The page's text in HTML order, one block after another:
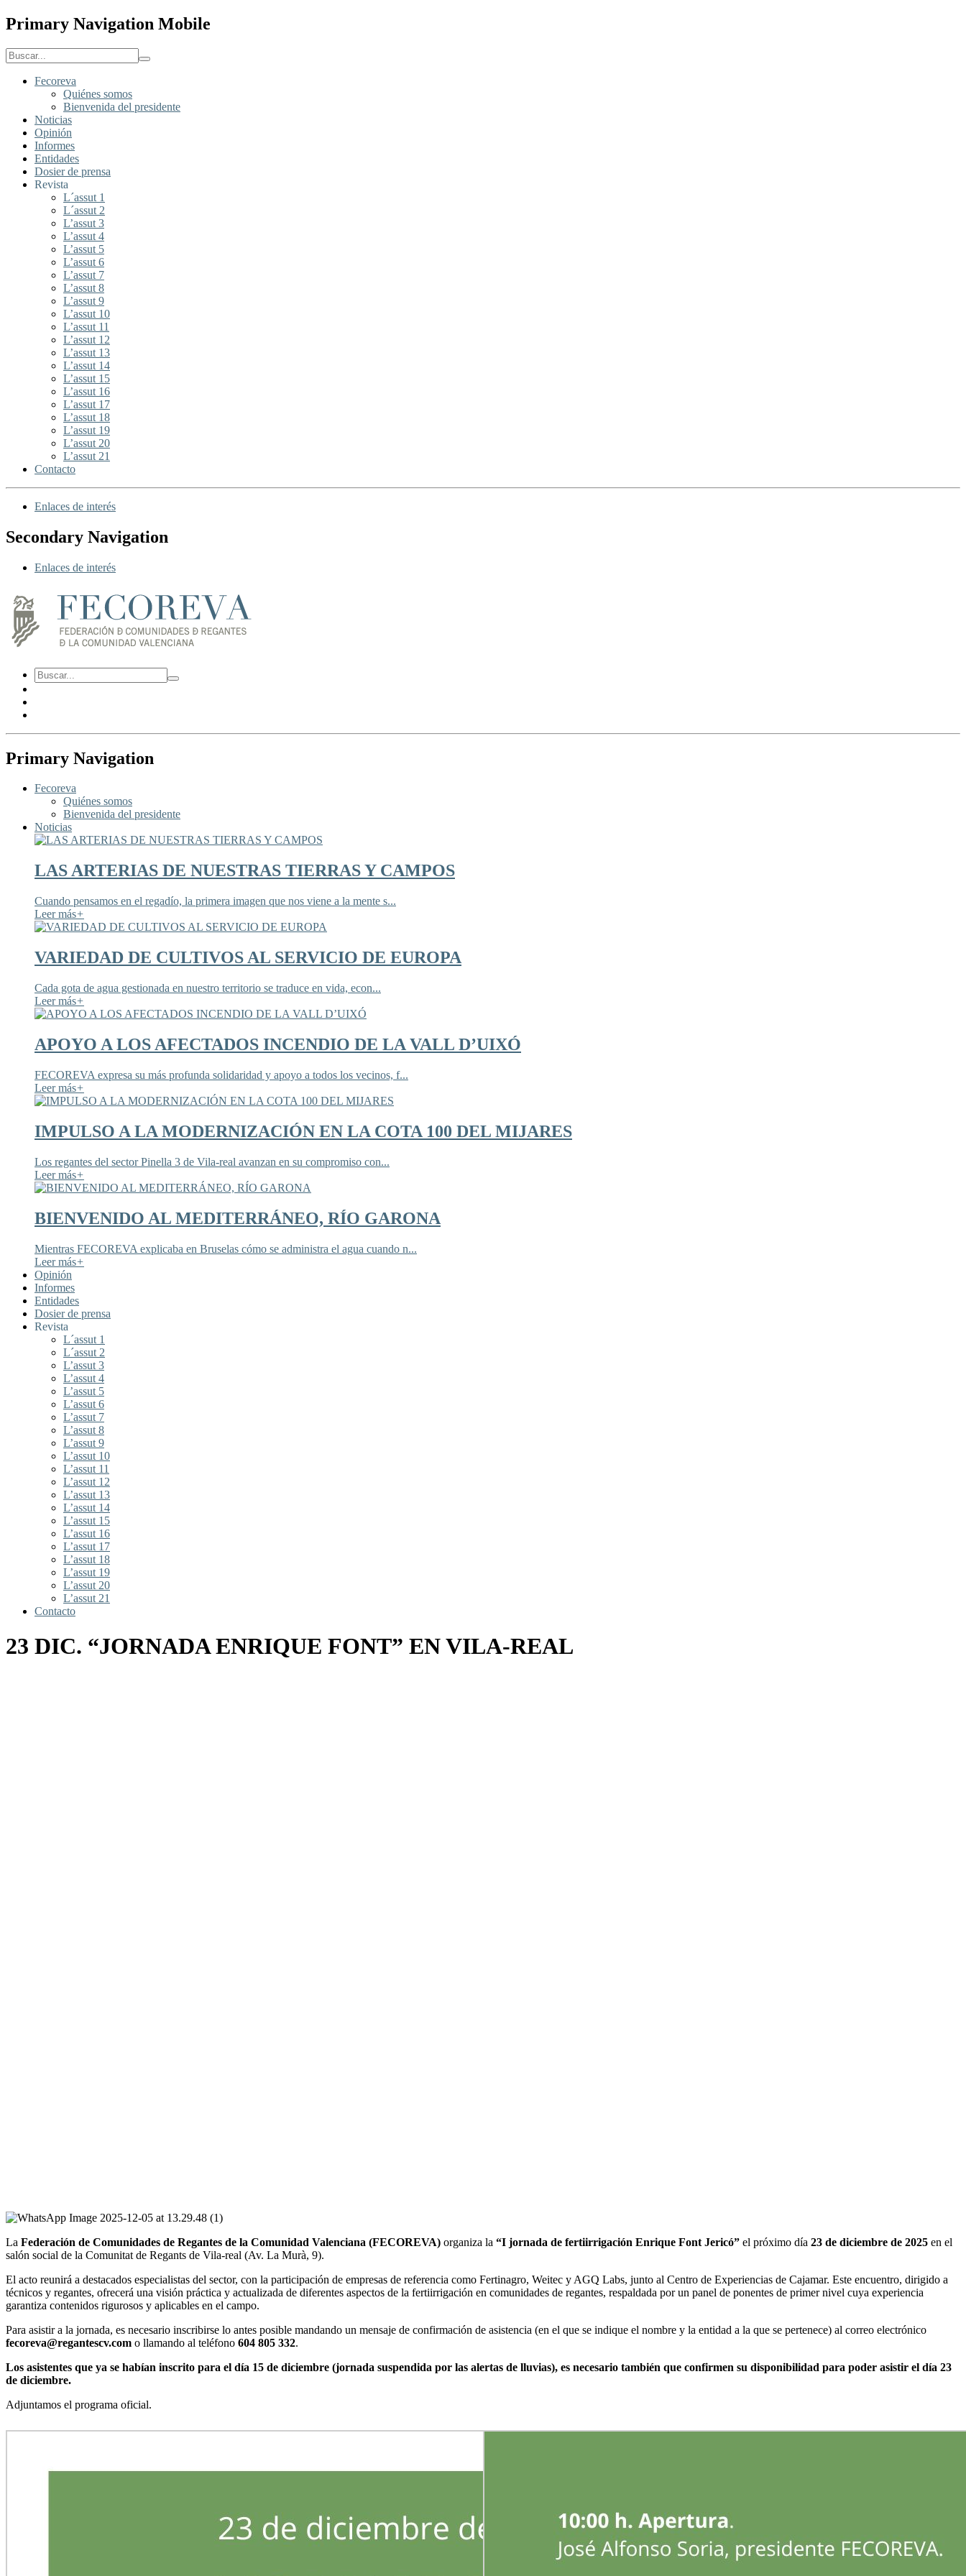
Primary Navigation Mobile
Fecoreva
Quiénes somos
Bienvenida del presidente
Noticias
Opinión
Informes
Entidades
Dosier de prensa
Revista
L´assut 1
L´assut 2
L’assut 3
L’assut 4
L’assut 5
L’assut 6
L’assut 7
L’assut 8
L’assut 9
L’assut 10
L’assut 11
L’assut 12
L’assut 13
L’assut 14
L’assut 15
L’assut 16
L’assut 17
L’assut 18
L’assut 19
L’assut 20
L’assut 21
Contacto
Enlaces de interés
Secondary Navigation
Enlaces de interés
Primary Navigation
Fecoreva
Quiénes somos
Bienvenida del presidente
Noticias
LAS ARTERIAS DE NUESTRAS TIERRAS Y CAMPOS
Cuando pensamos en el regadío, la primera imagen que nos viene a la mente s...
Leer más+
VARIEDAD DE CULTIVOS AL SERVICIO DE EUROPA
Cada gota de agua gestionada en nuestro territorio se traduce en vida, econ...
Leer más+
APOYO A LOS AFECTADOS INCENDIO DE LA VALL D’UIXÓ
FECOREVA expresa su más profunda solidaridad y apoyo a todos los vecinos, f...
Leer más+
IMPULSO A LA MODERNIZACIÓN EN LA COTA 100 DEL MIJARES
Los regantes del sector Pinella 3 de Vila-real avanzan en su compromiso con...
Leer más+
BIENVENIDO AL MEDITERRÁNEO, RÍO GARONA
Mientras FECOREVA explicaba en Bruselas cómo se administra el agua cuando n...
Leer más+
Opinión
Informes
Entidades
Dosier de prensa
Revista
L´assut 1
L´assut 2
L’assut 3
L’assut 4
L’assut 5
L’assut 6
L’assut 7
L’assut 8
L’assut 9
L’assut 10
L’assut 11
L’assut 12
L’assut 13
L’assut 14
L’assut 15
L’assut 16
L’assut 17
L’assut 18
L’assut 19
L’assut 20
L’assut 21
Contacto
23 DIC. “JORNADA ENRIQUE FONT” EN VILA-REAL
La Federación de Comunidades de Regantes de la Comunidad Valenciana (FECOREVA) organiza la “I jornada de fertiirrigación Enrique Font Jericó” el próximo día 23 de diciembre de 2025 en el
salón social de la Comunitat de Regants de Vila-real (Av. La Murà, 9).
El acto reunirá a destacados especialistas del sector, con la participación de empresas de referencia como Fertinagro, Weitec y AGQ Labs, junto al Centro de Experiencias de Cajamar. Este encuentro, dirigido a
técnicos y regantes, ofrecerá una visión práctica y actualizada de diferentes aspectos de la fertiirrigación en comunidades de regantes, respaldada por un panel de ponentes de primer nivel cuya experiencia
garantiza contenidos rigurosos y aplicables en el campo.
Para asistir a la jornada, es necesario inscribirse lo antes posible mandando un mensaje de confirmación de asistencia (en el que se indique el nombre y la entidad a la que se pertenece) al correo electrónico
fecoreva@regantescv.com o llamando al teléfono 604 805 332.
Los asistentes que ya se habían inscrito para el día 15 de diciembre (jornada suspendida por las alertas de lluvias), es necesario también que confirmen su disponibilidad para poder asistir el día 23
de diciembre.
Adjuntamos el programa oficial.